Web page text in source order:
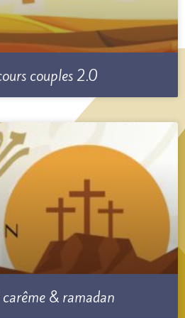
couples 2.0
& ramadan